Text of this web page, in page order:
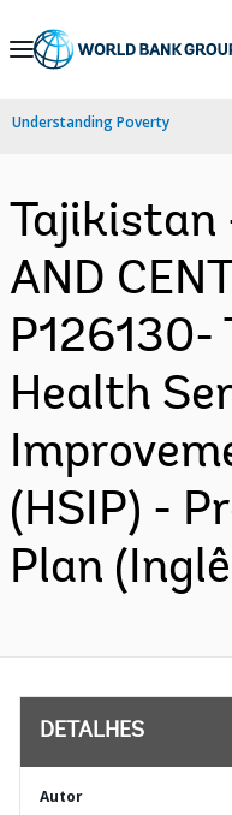
Skip
Navigation
Understanding Poverty
Tajikistan
AND
P126130-
Health
(HSIP) -
Plan
DETALHES
Autor